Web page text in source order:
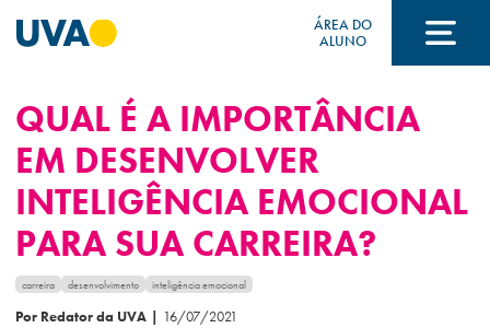
ÁREA DO
ALUNO
A UVA
CURSOS
FORMAS DE INGRESSO
QUAL É A IMPORTÂNCIA
EM DESENVOLVER
INTELIGÊNCIA EMOCIONAL
PARA SUA CARREIRA?
carreira desenvolvimento inteligência emocional
Por Redator da UVA | 16/07/2021